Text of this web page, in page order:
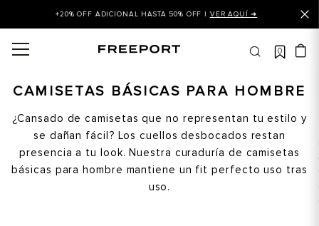
+20% OFF ADICIONAL HASTA 50% OFF | VER AQUÍ ➜
0
CAMISETAS BÁSICAS PARA HOMBRE
¿Cansado de camisetas que no representan tu estilo y
se dañan fácil? Los cuellos desbocados restan
presencia a tu look. Nuestra curaduría de camisetas
básicas para hombre mantiene un fit perfecto uso tras
uso.
balance
balance 327